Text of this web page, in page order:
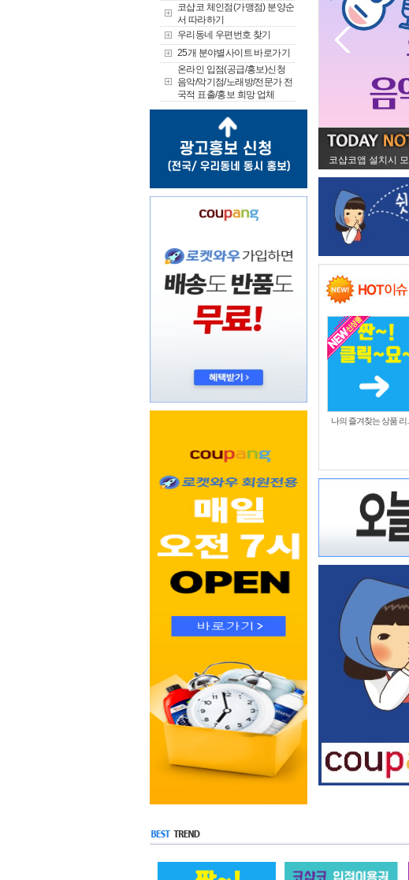
코샵코 체인점(가맹점) 분양순
서 따라하기
우리동네 우편번호 찾기
25개 분야별사이트 바로가기
온라인 입점(공급/홍보)신청
음악/악기점/노래방/전문가 전
국적 표출/홍보 희망 업체
코샵코앱 설치시